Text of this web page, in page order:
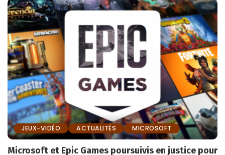
JEUX-VIDÉO ACTUALITÉS MICROSOFT
Microsoft et Epic Games poursuivis en justice pour